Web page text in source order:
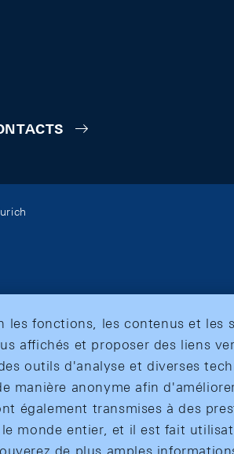
les fonctions, les contenus et les
affichés et proposer des liens
outils d'analyse et diverses
manière anonyme afin
également transmises à des
monde entier, et il est fait